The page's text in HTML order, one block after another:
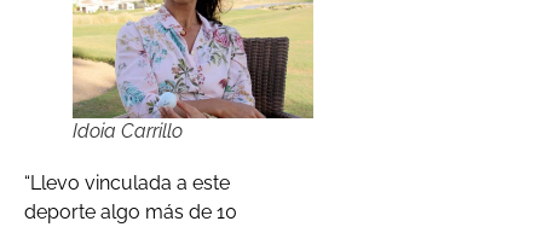
Idoia Carrillo
“Llevo vinculada a este
deporte algo más de 10